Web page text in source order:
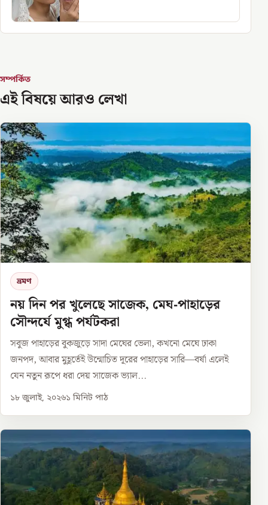
সম্পর্কিত
এই বিষয়ে আরও লেখা
ভ্রমণ
নয় দিন পর খুলেছে সাজেক, মেঘ-পাহাড়ের
সৌন্দর্যে মুগ্ধ পর্যটকরা
সবুজ পাহাড়ের বুকজুড়ে সাদা মেঘের ভেলা, কখনো মেঘে ঢাকা
জনপদ, আবার মুহূর্তেই উন্মোচিত দূরের পাহাড়ের সারি—বর্ষা এলেই
যেন নতুন রূপে ধরা দেয় সাজেক ভ্যাল...
১৮ জুলাই, ২০২৬১ মিনিট পাঠ